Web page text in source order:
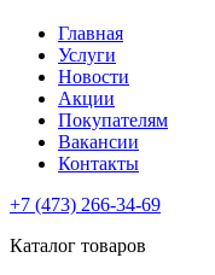
Главная
Услуги
Новости
Акции
Покупателям
Вакансии
Контакты
+7 (473) 266-34-69
Каталог товаров